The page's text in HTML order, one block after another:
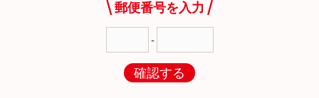
郵便番号を入力
-
確認する